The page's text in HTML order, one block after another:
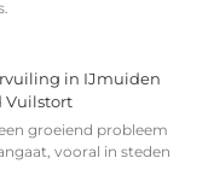
in IJmuiden
Vuilstort
groeiend probleem
vooral in steden